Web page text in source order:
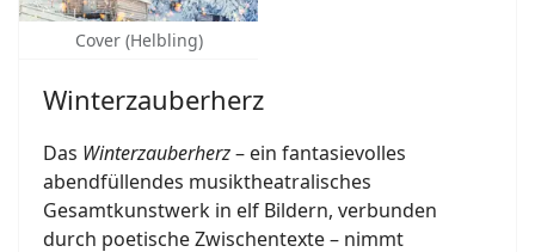
Cover (Helbling)
Winterzauberherz
Das Winterzauberherz– ein fantasievolles
abendfüllendes musiktheatralisches
Gesamtkunstwerk in elf Bildern, verbunden
durch poetische Zwischentexte – nimmt